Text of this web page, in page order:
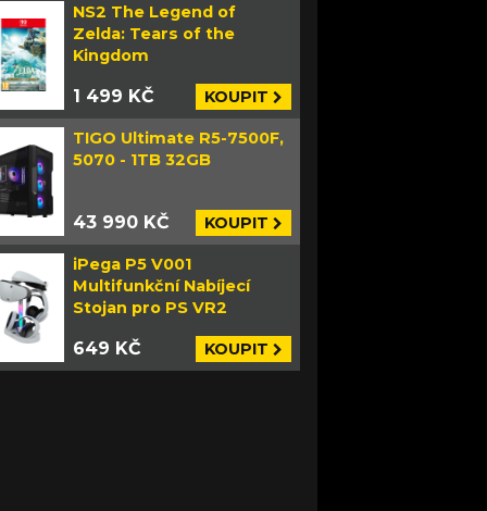
NS2 The Legend of
Zelda: Tears of the
Kingdom
1 499 KČ KOUPIT
TIGO Ultimate R5-7500F,
5070 - 1TB 32GB
43 990 KČ KOUPIT
iPega P5 V001
Multifunkční Nabíjecí
Stojan pro PS VR2
649 KČ KOUPIT